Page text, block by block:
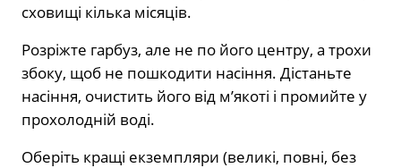
сховищі кілька місяців.
Розріжте гарбуз, але не по його центру, а трохи
збоку, щоб не пошкодити насіння. Дістаньте
насіння, очистить його від м’якоті і промийте у
прохолодній воді.
Оберіть кращі екземпляри (великі, повні, без